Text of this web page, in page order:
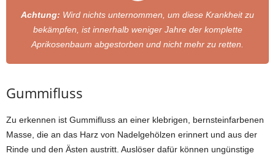
Achtung: Wird nichts unternommen, um diese Krankheit zu
bekämpfen, ist innerhalb weniger Jahre der komplette
Aprikosenbaum abgestorben und nicht mehr zu retten.
Gummifluss
Zu erkennen ist Gummifluss an einer klebrigen, bernsteinfarbenen
Masse, die an das Harz von Nadelgehölzen erinnert und aus der
Rinde und den Ästen austritt. Auslöser dafür können ungünstige